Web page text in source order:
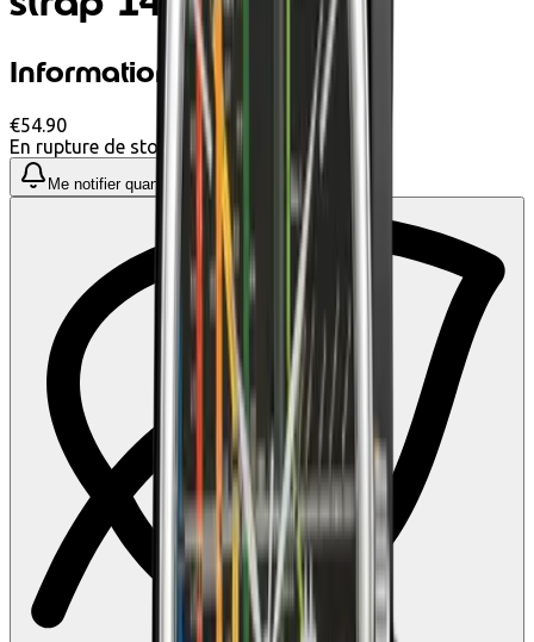
Informations produit
€54.90
En rupture de stock
Me notifier quand disponible